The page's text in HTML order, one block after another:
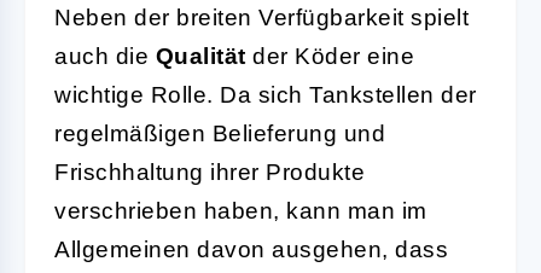
Neben der breiten Verfügbarkeit spielt
auch die Qualität der Köder eine
wichtige Rolle. Da sich Tankstellen der
regelmäßigen Belieferung und
Frischhaltung ihrer Produkte
verschrieben haben, kann man im
Allgemeinen davon ausgehen, dass